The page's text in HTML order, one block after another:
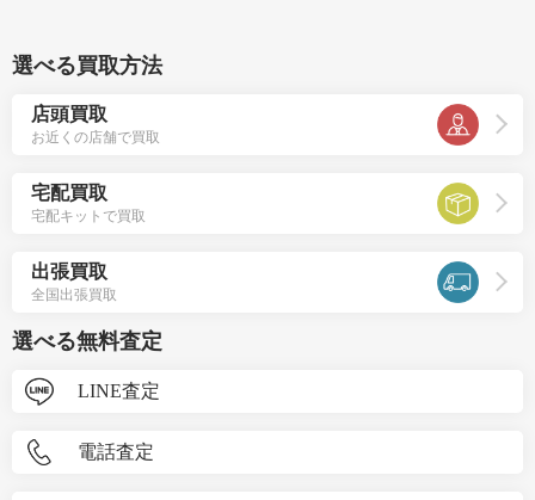
選べる買取方法
店頭買取
お近くの店舗で買取
宅配買取
宅配キットで買取
出張買取
全国出張買取
選べる無料査定
LINE査定
電話査定